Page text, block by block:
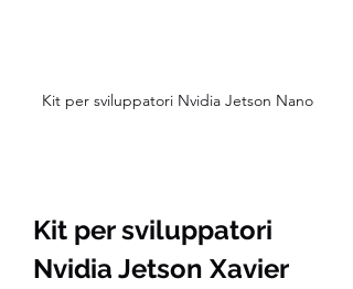
Kit per sviluppatori Nvidia Jetson Nano
Kit per sviluppatori
Nvidia Jetson Xavier